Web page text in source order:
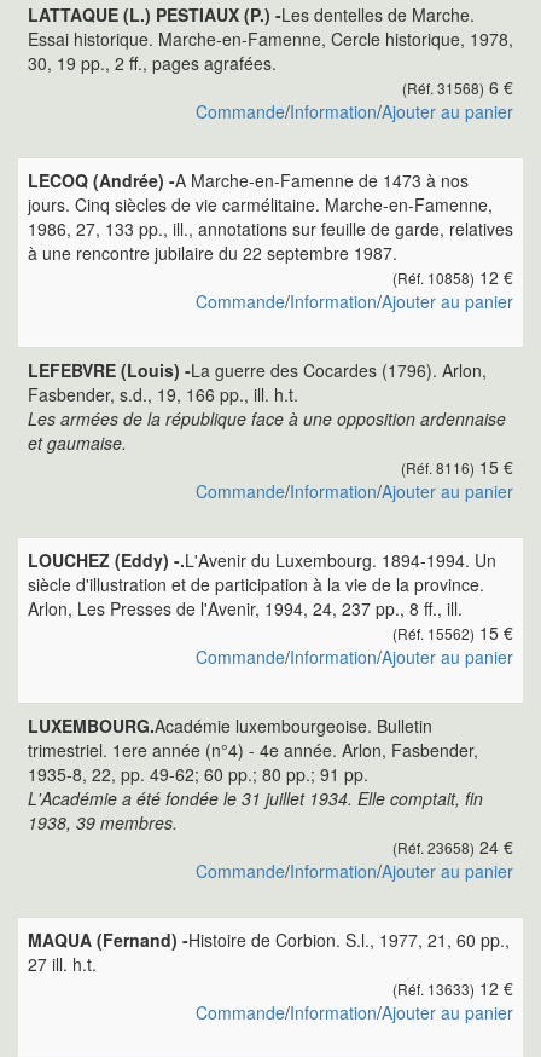
LATTAQUE (L.) PESTIAUX (P.) -Les dentelles de Marche.
Essai historique. Marche-en-Famenne, Cercle historique, 1978,
30, 19 pp., 2 ff., pages agrafées.
(Réf. 31568) 6 €
Commande/Information/Ajouter au panier
LECOQ (Andrée) -A Marche-en-Famenne de 1473 à nos
jours. Cinq siècles de vie carmélitaine. Marche-en-Famenne,
1986, 27, 133 pp., ill., annotations sur feuille de garde, relatives
à une rencontre jubilaire du 22 septembre 1987.
(Réf. 10858) 12 €
Commande/Information/Ajouter au panier
LEFEBVRE (Louis) -La guerre des Cocardes (1796). Arlon,
Fasbender, s.d., 19, 166 pp., ill. h.t.
Les armées de la république face à une opposition ardennaise
et gaumaise.
(Réf. 8116) 15 €
Commande/Information/Ajouter au panier
LOUCHEZ (Eddy) -.L'Avenir du Luxembourg. 1894-1994. Un
siècle d'illustration et de participation à la vie de la province.
Arlon, Les Presses de l'Avenir, 1994, 24, 237 pp., 8 ff., ill.
(Réf. 15562) 15 €
Commande/Information/Ajouter au panier
LUXEMBOURG.Académie luxembourgeoise. Bulletin
trimestriel. 1ere année (n°4) - 4e année. Arlon, Fasbender,
1935-8, 22, pp. 49-62; 60 pp.; 80 pp.; 91 pp.
L'Académie a été fondée le 31 juillet 1934. Elle comptait, fin
1938, 39 membres.
(Réf. 23658) 24 €
Commande/Information/Ajouter au panier
MAQUA (Fernand) -Histoire de Corbion. S.l., 1977, 21, 60 pp.,
27 ill. h.t.
(Réf. 13633) 12 €
Commande/Information/Ajouter au panier